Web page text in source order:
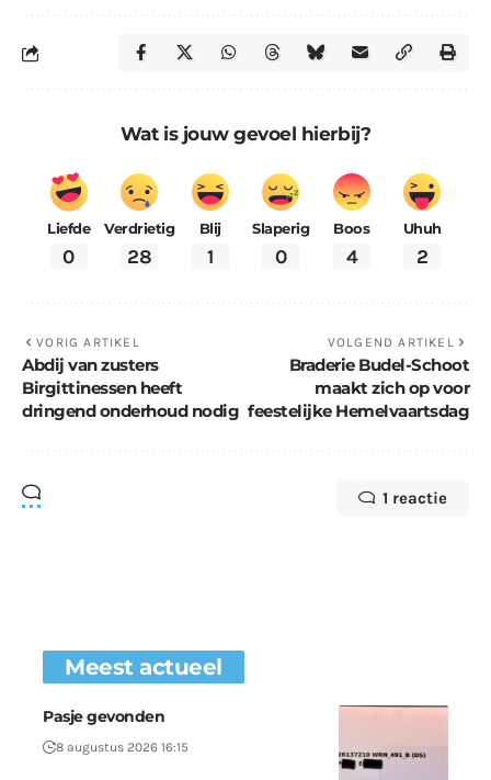
Wat is jouw gevoel hierbij?
Liefde
0
Verdrietig
28
Blij
1
Slaperig
0
Boos
4
Uhuh
2
VORIG ARTIKEL
Abdij van zusters
Birgittinessen heeft
dringend onderhoud nodig
VOLGEND ARTIKEL
Braderie Budel-Schoot
maakt zich op voor
feestelijke Hemelvaartsdag
1 reactie
Meest actueel
Pasje gevonden
8 augustus 2026 16:15